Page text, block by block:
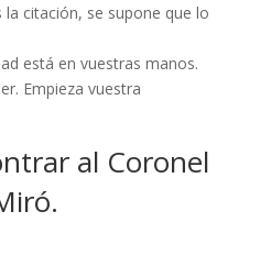
citación, se supone que lo
está en vuestras manos.
Empieza vuestra
al Coronel